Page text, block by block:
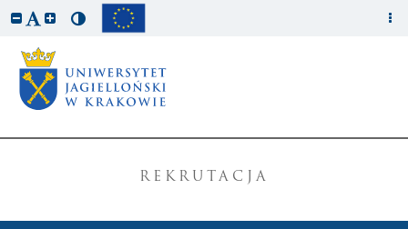
REKRUTACJA